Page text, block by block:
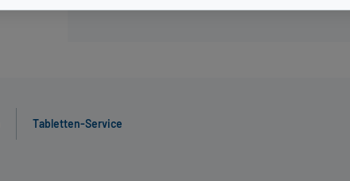
Tabletten-Service